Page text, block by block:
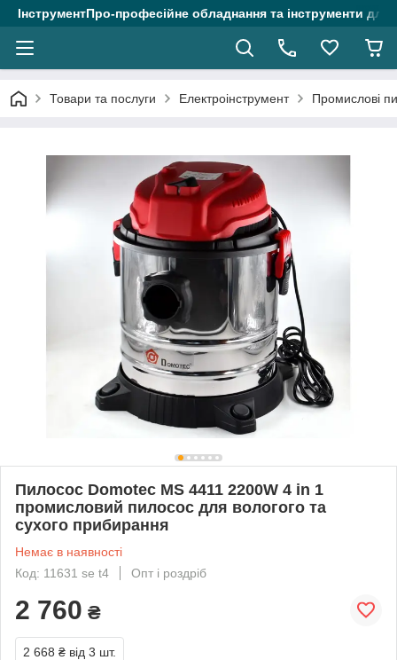
ІнструментПро-професійне обладнання та інструменти для
Товари та послуги Електроінструмент Промислові
Пилосос Domotec MS 4411 2200W 4 in 1
промисловий пилосос для вологого та
сухого прибирання
Немає в наявності
Код: 11631 se t4
Опт і роздріб
2 760 ₴
2 668 ₴ від 3 шт.